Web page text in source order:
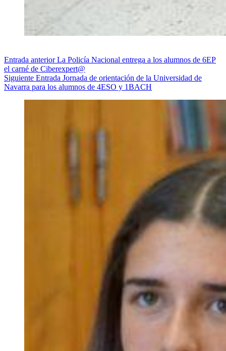
Entrada anteriorLa Policía Nacional entrega a los alumnos de 6EP
el carné de Ciberexpert@
Siguiente Entrada Jornada de orientación de la Universidad de
Navarra para los alumnos de 4ESO y 1BACH